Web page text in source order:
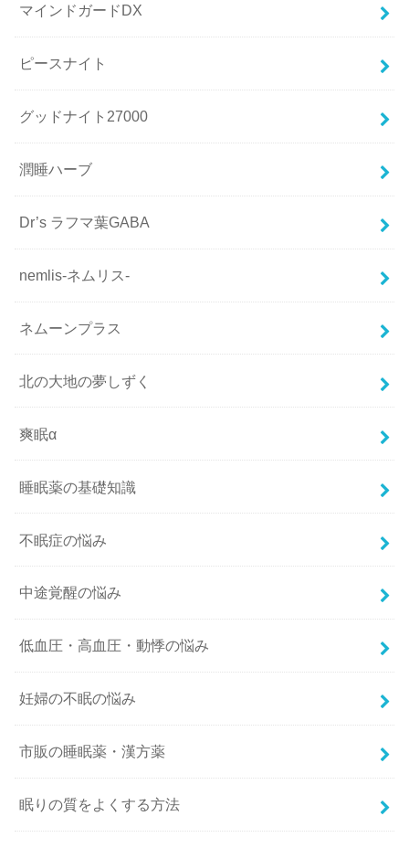
マインドガードDX
ピースナイト
グッドナイト27000
潤睡ハーブ
Dr’s ラフマ葉GABA
nemlis-ネムリス-
ネムーンプラス
北の大地の夢しずく
爽眠α
睡眠薬の基礎知識
不眠症の悩み
中途覚醒の悩み
低血圧・高血圧・動悸の悩み
妊婦の不眠の悩み
市販の睡眠薬・漢方薬
眠りの質をよくする方法